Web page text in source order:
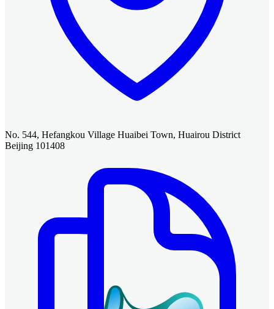
No. 544, Hefangkou Village Huaibei Town, Huairou District
Beijing 101408